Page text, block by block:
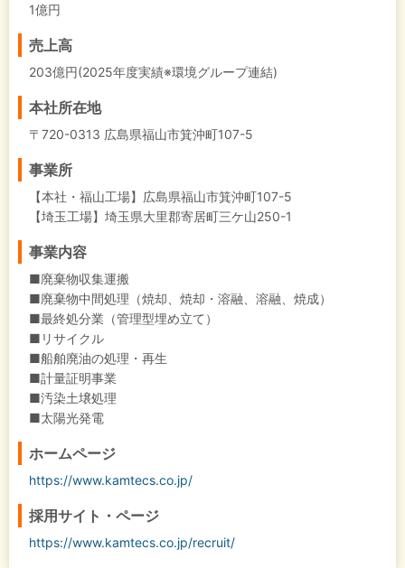
1億円
売上高
203億円(2025年度実績※環境グループ連結)
本社所在地
〒720-0313 広島県福山市箕沖町107-5
事業所
【本社・福山工場】広島県福山市箕沖町107-5
【埼玉工場】埼玉県大里郡寄居町三ケ山250-1
事業内容
■廃棄物収集運搬
■廃棄物中間処理（焼却、焼却・溶融、溶融、焼成）
■最終処分業（管理型埋め立て）
■リサイクル
■船舶廃油の処理・再生
■計量証明事業
■汚染土壌処理
■太陽光発電
ホームページ
https://www.kamtecs.co.jp/
採用サイト・ページ
https://www.kamtecs.co.jp/recruit/